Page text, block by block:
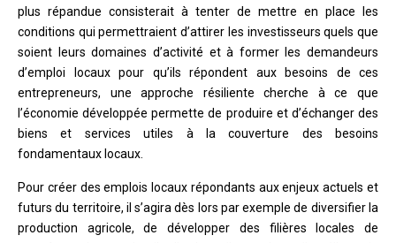
plus répandue consisterait à tenter de mettre en place les
conditions qui permettraient d’attirer les investisseurs quels que
soient leurs domaines d’activité et à former les demandeurs
d’emploi locaux pour qu’ils répondent aux besoins de ces
entrepreneurs, une approche résiliente cherche à ce que
l’économie développée permette de produire et d’échanger des
biens et services utiles à la couverture des besoins
fondamentaux locaux.
Pour créer des emplois locaux répondants aux enjeux actuels et
futurs du territoire, il s’agira dès lors par exemple de diversifier la
production agricole, de développer des filières locales de